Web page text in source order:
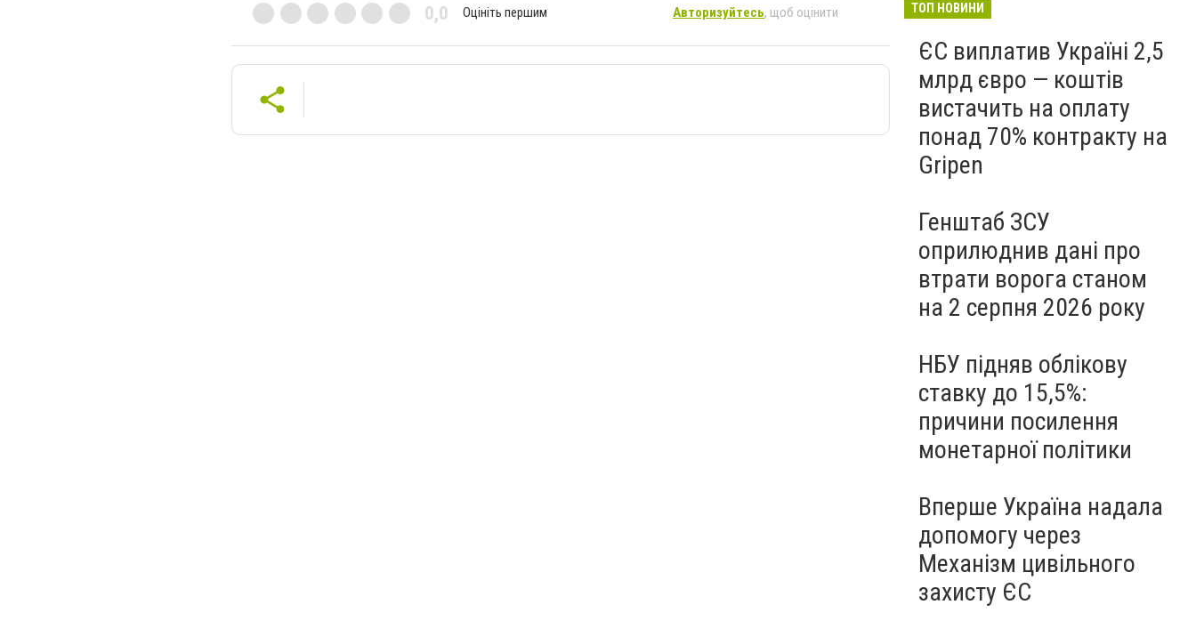
0,0 Оцініть першим Авторизуйтесь, щоб оцінити ТОП НОВИНИ
ЄС виплатив Україні 2,5
млрд євро — коштів
вистачить на оплату
понад 70% контракту на
Gripen
Генштаб ЗСУ
оприлюднив дані про
втрати ворога станом
на 2 серпня 2026 року
НБУ підняв облікову
ставку до 15,5%:
причини посилення
монетарної політики
Вперше Україна надала
допомогу через
Механізм цивільного
захисту ЄС